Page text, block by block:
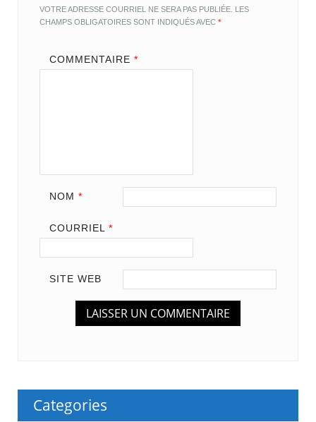
VOTRE ADRESSE COURRIEL NE SERA PAS PUBLIÉE. LES
CHAMPS OBLIGATOIRES SONT INDIQUÉS AVEC*
COMMENTAIRE *
NOM *
COURRIEL *
SITE WEB
Categories